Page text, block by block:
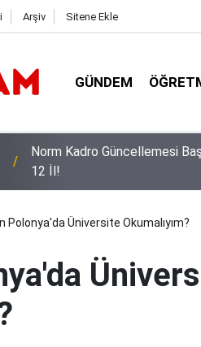
Arşiv Sitene Ekle
GÜNDEM
LGS Şampiyonlarının Tercihi
Değiştirmekten Korkmadı!
Polonya'da Üniversite Okumalıyım?